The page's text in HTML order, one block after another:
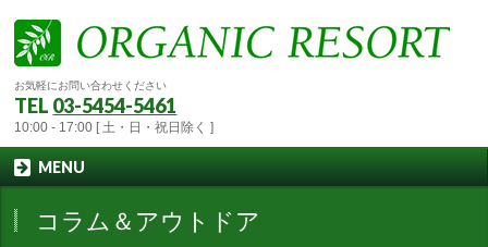
お気軽にお問い合わせください
TEL 03-5454-5461
10:00 - 17:00 [ 土・日・祝日除く ]
MENU
コラム＆アウトドア